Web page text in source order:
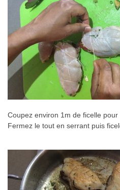
Coupez environ 1m de ficelle
Fermez le tout en serrant puis